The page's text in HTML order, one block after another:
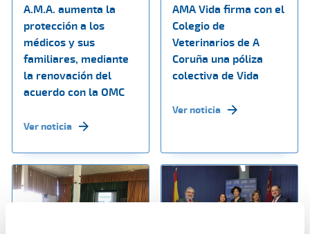
A.M.A. aumenta la
protección a los
médicos y sus
familiares, mediante
la renovación del
acuerdo con la OMC
Ver noticia
AMA Vida firma con el
Colegio de
Veterinarios de A
Coruña una póliza
colectiva de Vida
Ver noticia